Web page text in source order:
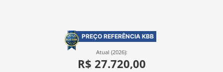
PREÇO REFERÊNCIA KBB
Atual (2026):
R$ 27.720,00